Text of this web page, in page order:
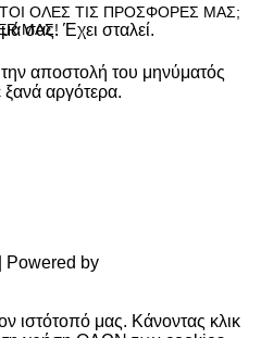
ΟΛΕΣ ΤΙΣ ΠΡΟΣΦΟΡΕΣ ΜΑΣ;
ΜΑΣ!
σας. Έχει σταλεί.
αποστολή του μηνύματός
αργότερα.
Powered by
ιστότοπό μας. Κάνοντας κλικ